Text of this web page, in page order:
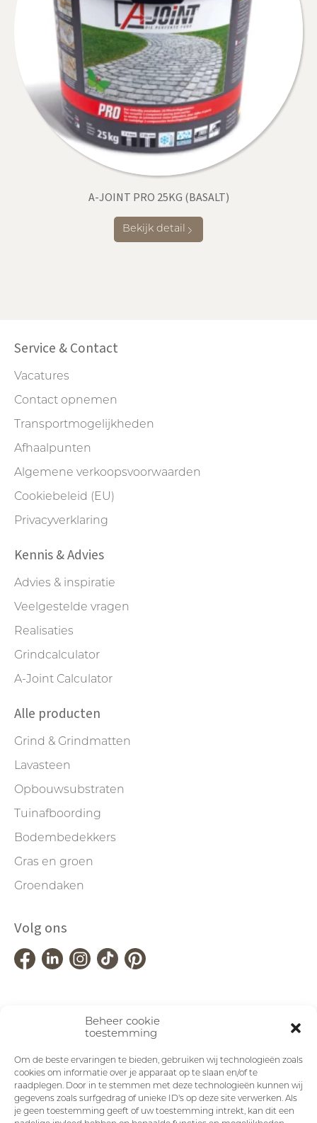
Beheer cookie
toestemming
Om de beste ervaringen te bieden, gebruiken wij technologieën zoals
cookies om informatie over je apparaat op te slaan en/of te
raadplegen. Door in te stemmen met deze technologieën kunnen wij
gegevens zoals surfgedrag of unieke ID's op deze site verwerken. Als
je geen toestemming geeft of uw toestemming intrekt, kan dit een
A-JOINT PRO 25KG (BASALT)
Bekijk detail
Service & Contact
Vacatures
Contact opnemen
Transportmogelijkheden
Afhaalpunten
Algemene verkoopsvoorwaarden
Cookiebeleid (EU)
Privacyverklaring
Kennis & Advies
Advies & inspiratie
Veelgestelde vragen
Realisaties
Grindcalculator
A-Joint Calculator
Alle producten
Grind & Grindmatten
Lavasteen
Opbouwsubstraten
Tuinafboording
Bodembedekkers
Gras en groen
Groendaken
Volg ons